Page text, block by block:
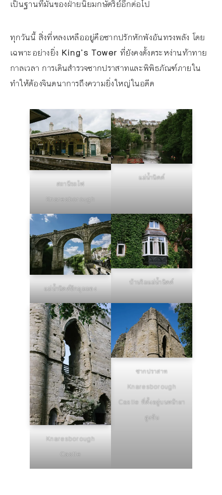
เป็นฐานที่มั่นของฝ่ายนิยมกษัตริย์อีกต่อไป
ทุกวันนี้ สิ่งที่หลงเหลืออยู่คือซากปรักหักพังอันทรงพลัง โดย
เฉพาะอย่างยิ่ง King’s Tower ที่ยังคงตั้งตระหง่านท้าทาย
กาลเวลา การเดินสำรวจซากปราสาทและพิพิธภัณฑ์ภายใน
ทำให้ต้องจินตนาการถึงความยิ่งใหญ่ในอดีต
สถานีรถไฟ
Knaresborough
แม่น้ำนิดด์
แม่น้ำนิดด์อีกมุมมอง
บ้านริมแม่น้ำนิดด์
Knaresborough
Castle
ซากปราสาท
Knaresborough
Castle ที่ตั้งอยู่บนหน้าผา
สูงชัน